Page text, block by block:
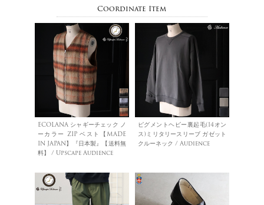
Coordinate Item
ECOLANA シャギーチェック ノ
ーカラー ZIP ベスト【MADE
IN JAPAN】『日本製』【送料無
料】 / Upscape Audience
ピグメントヘビー裏起毛(14オン
ス)ミリタリースリーブ ガゼット
クルーネック / Audience